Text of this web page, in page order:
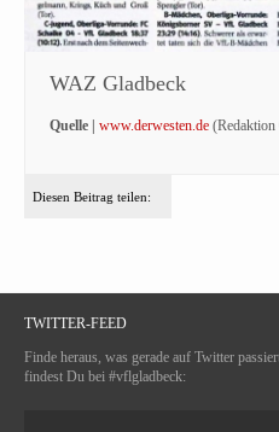
WAZ Gladbeck
Quelle | www.derwesten.de
Diesen Beitrag teilen:
TWITTER-FEED
Finde heraus, was gerade auf Twitter
findest Du bei #vflgladbeck: